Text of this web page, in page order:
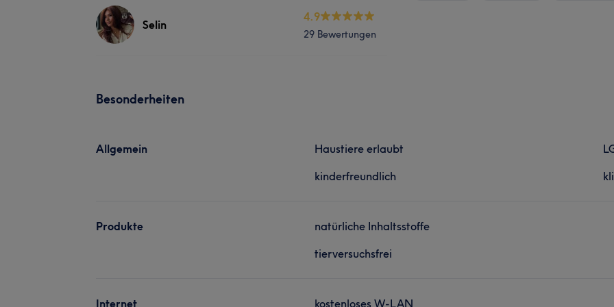
Selin
4.9
29 Bewertungen
Besonderheiten
Allgemein
Haustiere erlaubt
kinderfreundlich
Produkte
natürliche Inhaltsstoffe
tierversuchsfrei
Internet kostenloses W-LAN